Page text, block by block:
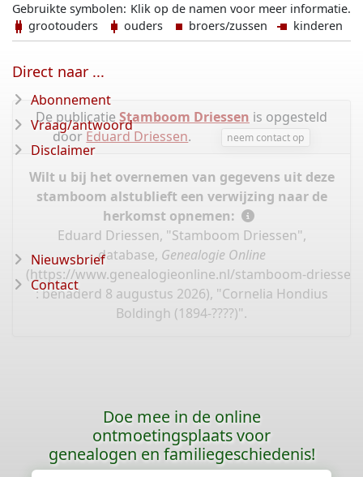
Klik op de namen voor meer informatie.
Gebruikte symbolen:
grootouders
ouders broers/zussen kinderen
De publicatie Stamboom Driessen is opgesteld
door Eduard Driessen. neem contact op
Wilt u bij het overnemen van gegevens uit deze
stamboom alstublieft een verwijzing naar de
herkomst opnemen:
Eduard Driessen, "Stamboom Driessen",
database, Genealogie Online
(https://www.genealogieonline.nl/stamboom-
: benaderd 8 augustus 2026), "Cornelia Hondius
Boldingh (1894-????)".
Direct naar ...
Abonnement
Vraag/antwoord
Disclaimer
Nieuwsbrief
Contact
Doe mee in de online
ontmoetingsplaats voor
genealogen en familiegeschiedenis!